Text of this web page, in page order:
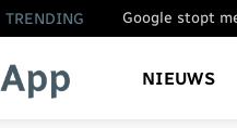
TRENDING
NIEUWS